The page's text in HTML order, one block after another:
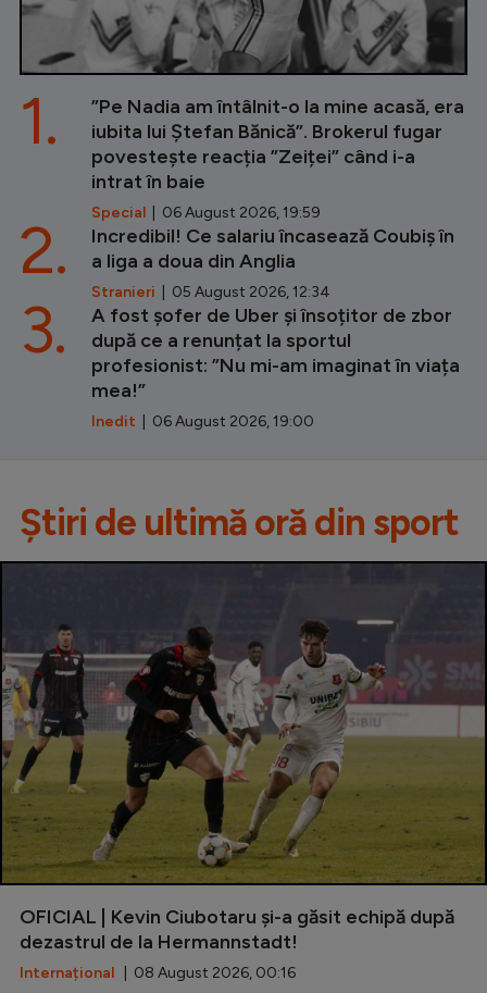
”Pe Nadia am întâlnit-o la mine acasă, era
iubita lui Ștefan Bănică”. Brokerul fugar
povestește reacția ”Zeiței” când i-a
intrat în baie
Special | 06 August 2026, 19:59
1.
Incredibil! Ce salariu încasează Coubiș în
a liga a doua din Anglia
Stranieri | 05 August 2026, 12:34
2.
A fost șofer de Uber și însoțitor de zbor
după ce a renunțat la sportul
profesionist: ”Nu mi-am imaginat în viața
mea!”
Inedit | 06 August 2026, 19:00
3.
Știri de ultimă oră din sport
OFICIAL | Kevin Ciubotaru și-a găsit echipă după
dezastrul de la Hermannstadt!
Internațional | 08 August 2026, 00:16